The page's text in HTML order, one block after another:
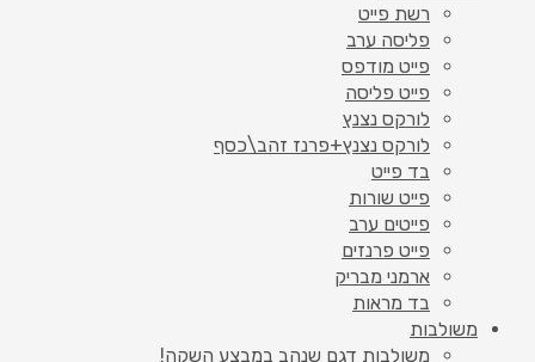
רשת פייט
פליסה ערב
פייט מודפס
פייט פליסה
לורקס נצנץ
לורקס נצנץ+פרנז זהב\כסף
בד פייט
פייט שורות
פייטים ערב
פייט פרנזים
ארמני מבריק
בד מראות
משולבות
משולבות דגם שנהב במבצע השקה!